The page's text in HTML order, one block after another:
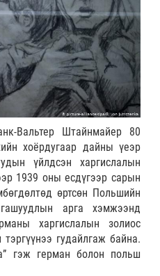
Вальтер Штайнмайер 80
хоёрдугаар дайны үеэр
үйлдсэн харгислалын
1939 оны есдүгээр сарын
өртсөн Польшийн
арга хэмжээнд
харгислалын золиос
гудайлгаж байна.
гэж герман болон польш